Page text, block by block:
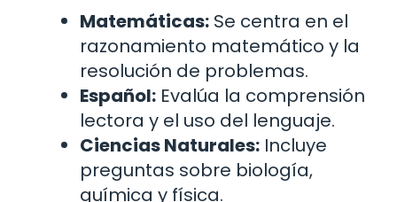
Matemáticas: Se centra en el
razonamiento matemático y la
resolución de problemas.
Español: Evalúa la comprensión
lectora y el uso del lenguaje.
Ciencias Naturales: Incluye
preguntas sobre biología,
química y física.